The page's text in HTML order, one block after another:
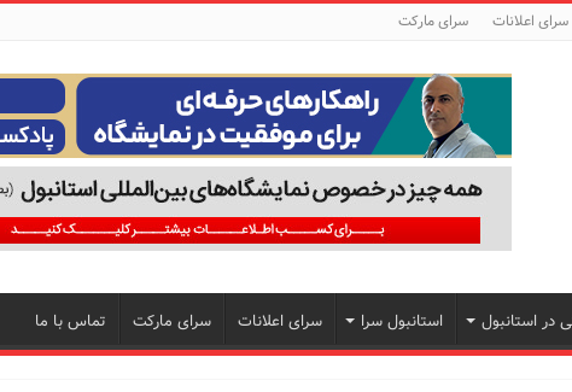
سرای اعلانات سرای مارکت
در استانبول استانبول سرا سرای اعلانات سرای مارکت تماس با ما